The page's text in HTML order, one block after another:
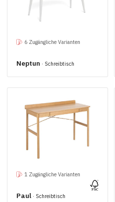
6 Zugängliche Varianten
Neptun · Schreibtisch
1 Zugängliche Varianten
Paul · Schreibtisch